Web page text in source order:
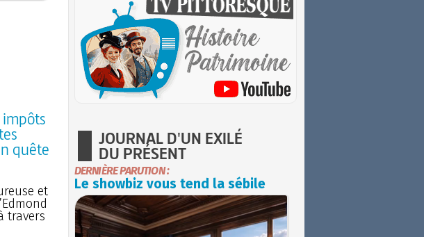
quête
et
travers
JOURNAL D'UN EXILÉ
DU PRÉSENT
DERNIÈRE PARUTION :
Le showbiz vous tend la sébile